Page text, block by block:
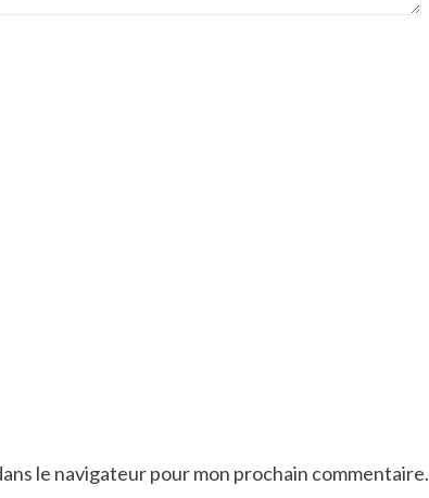
le navigateur pour mon prochain commentaire.